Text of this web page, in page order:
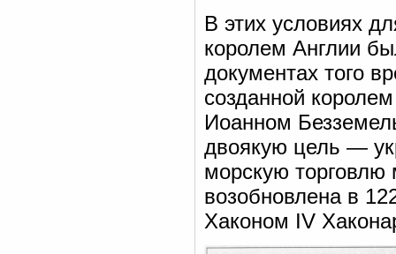
В этих условиях
королем Англии
документах того
созданной
Иоанном
двоякую цель —
морскую
возобновлена в
Хаконом IV